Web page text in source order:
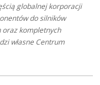
globalnej korporacji
do silników
oraz kompletnych
własne Centrum